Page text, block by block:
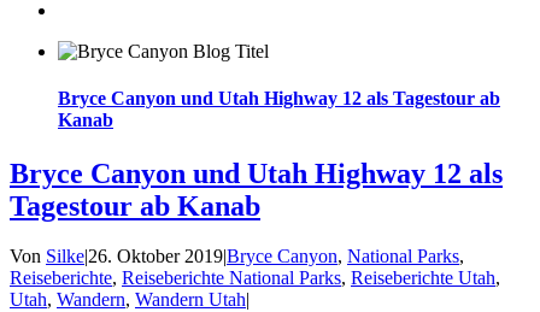
Bryce Canyon und Utah Highway 12 als Tagestour ab
Kanab
Bryce Canyon und Utah Highway 12 als
Tagestour ab Kanab
Von Silke|26. Oktober 2019|Bryce Canyon, National Parks,
Reiseberichte, Reiseberichte National Parks, Reiseberichte Utah,
Utah, Wandern, Wandern Utah|